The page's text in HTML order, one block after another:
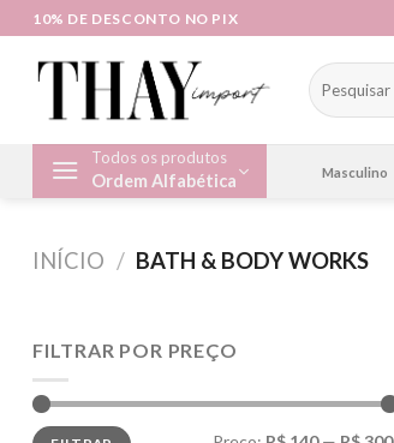
Skip
to
content
10% DE DESCONTO NO PIX
Pesquisar
por:
Todos os produtos
Ordem Alfabética Masculino
INÍCIO / BATH & BODY WORKS
FILTRAR POR PREÇO
Preço
Preço